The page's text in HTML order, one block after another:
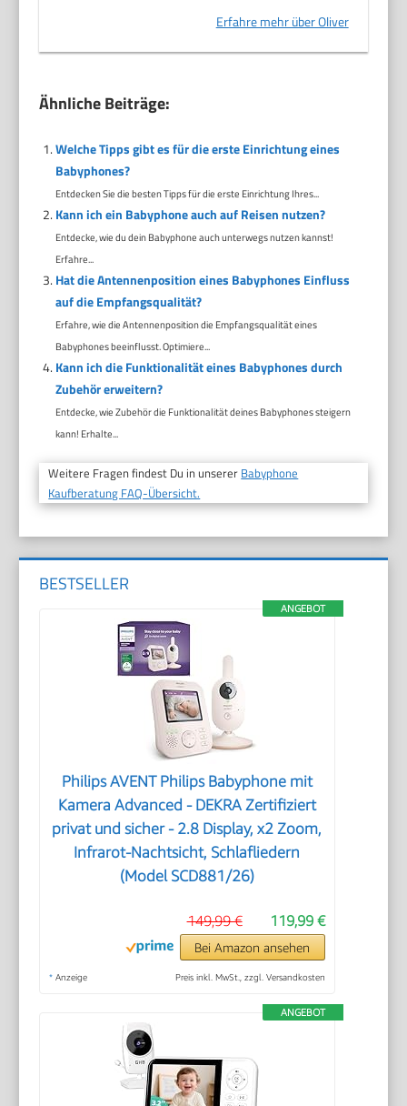
Erfahre mehr über Oliver
Ähnliche Beiträge:
Welche Tipps gibt es für die erste Einrichtung eines
Babyphones?
Entdecken Sie die besten Tipps für die erste Einrichtung Ihres...
Kann ich ein Babyphone auch auf Reisen nutzen?
Entdecke, wie du dein Babyphone auch unterwegs nutzen kannst!
Erfahre...
Hat die Antennenposition eines Babyphones Einfluss
auf die Empfangsqualität?
Erfahre, wie die Antennenposition die Empfangsqualität eines
Babyphones beeinflusst. Optimiere...
Kann ich die Funktionalität eines Babyphones durch
Zubehör erweitern?
Entdecke, wie Zubehör die Funktionalität deines Babyphones steigern
kann! Erhalte...
Weitere Fragen findest Du in unserer Babyphone
Kaufberatung FAQ-Übersicht.
BESTSELLER
ANGEBOT
Philips AVENT Philips Babyphone mit
Kamera Advanced - DEKRA Zertifiziert
privat und sicher - 2.8 Display, x2 Zoom,
Infrarot-Nachtsicht, Schlafliedern
(Model SCD881/26)
119,99 €
149,99 €
Bei Amazon ansehen
* Anzeige Preis inkl. MwSt., zzgl. Versandkosten
ANGEBOT